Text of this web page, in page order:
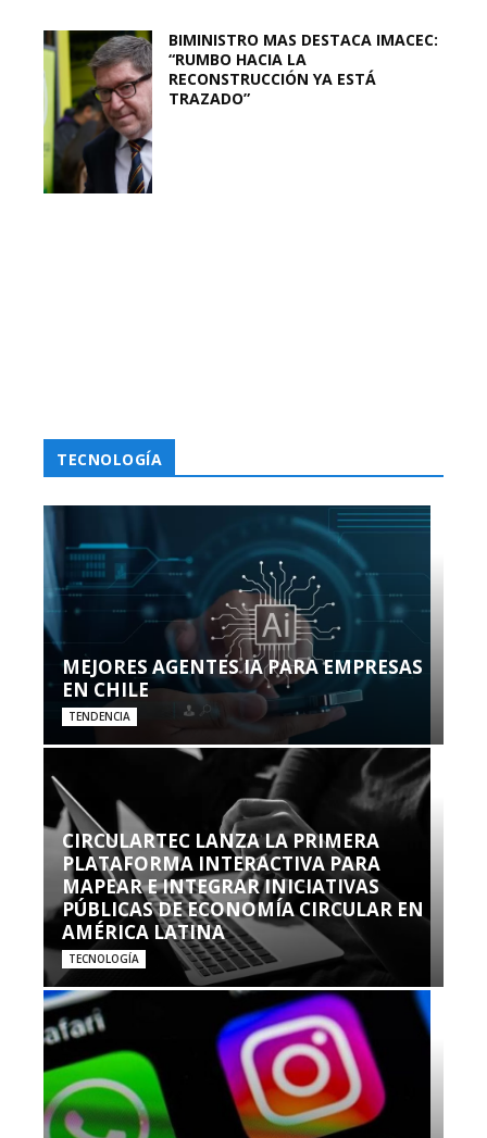
BIMINISTRO MAS DESTACA IMACEC:
“RUMBO HACIA LA
RECONSTRUCCIÓN YA ESTÁ
TRAZADO”
TECNOLOGÍA
MEJORES AGENTES IA PARA EMPRESAS
EN CHILE
TENDENCIA
CIRCULARTEC LANZA LA PRIMERA
PLATAFORMA INTERACTIVA PARA
MAPEAR E INTEGRAR INICIATIVAS
PÚBLICAS DE ECONOMÍA CIRCULAR EN
AMÉRICA LATINA
TECNOLOGÍA